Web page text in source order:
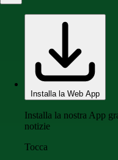
Installa la Web App
Installa la nostra App
notizie
Tocca